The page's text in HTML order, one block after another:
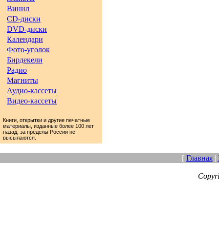
Винил
CD-диски
DVD-диски
Календари
Фото-уголок
Бирдекели
Радио
Магниты
Аудио-кассеты
Видео-кассеты
Книги, открытки и другие печатные
материалы, изданные более 100 лет
назад, за пределы России не
высылаются.
[ Главная|